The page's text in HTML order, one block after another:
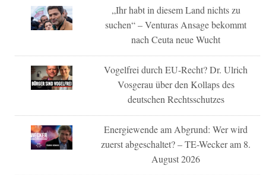
„Ihr habt in diesem Land nichts zu
suchen“ – Venturas Ansage bekommt
nach Ceuta neue Wucht
Vogelfrei durch EU-Recht? Dr. Ulrich
Vosgerau über den Kollaps des
deutschen Rechtsschutzes
Energiewende am Abgrund: Wer wird
zuerst abgeschaltet? – TE-Wecker am 8.
August 2026